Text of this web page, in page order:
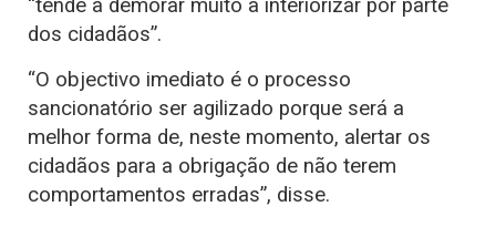
“tende a demorar muito a interiorizar por parte
dos cidadãos”.
“O objectivo imediato é o processo
sancionatório ser agilizado porque será a
melhor forma de, neste momento, alertar os
cidadãos para a obrigação de não terem
comportamentos erradas”, disse.